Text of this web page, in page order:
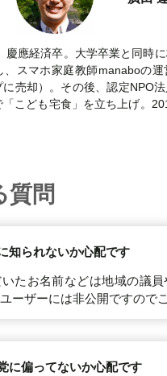
慶應経済卒。大学卒業と同時
、スマホ家庭教師manaboの
売却）。その後、認定NPO
「こども宅食」を立ち上げ。
質問
知られないか心配です
たお名前などは地域の議
ーザーには非公開ですので
に偏ってないか心配です